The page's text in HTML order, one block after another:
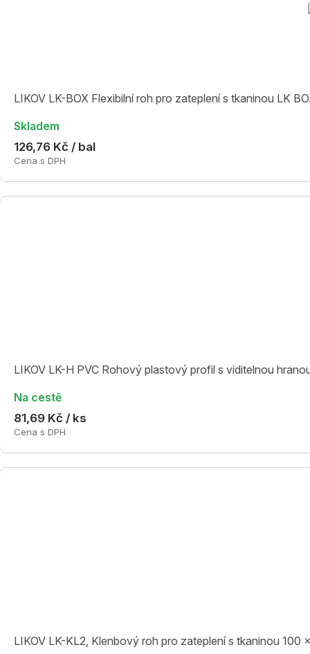
LIKOV LK-BOX Flexibilní roh pro zateplení s tkaninou LK
Skladem
126,76 Kč / bal
Cena s DPH
LIKOV LK-H PVC Rohový plastový profil s viditelnou
Na cestě
81,69 Kč / ks
Cena s DPH
LIKOV LK-KL2, Klenbový roh pro zateplení s tkaninou 100